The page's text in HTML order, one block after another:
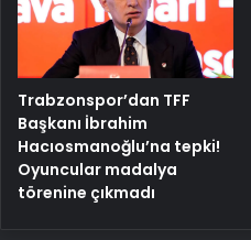
Trabzonspor’dan TFF
Başkanı İbrahim
Hacıosmanoğlu’na tepki!
Oyuncular madalya
törenine çıkmadı